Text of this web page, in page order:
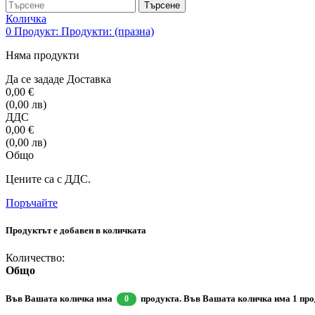
Търсене
Количка
0 Продукт: Продукти: (празна)
Няма продукти
Да се зададе Доставка
0,00 €
(0,00 лв)
ДДС
0,00 €
(0,00 лв)
Общо
Цените са с ДДС.
Поръчайте
Продуктът е добавен в количката
Количество:
Общо
Във Вашата количка има 0 продукта. Във Вашата количка има 1